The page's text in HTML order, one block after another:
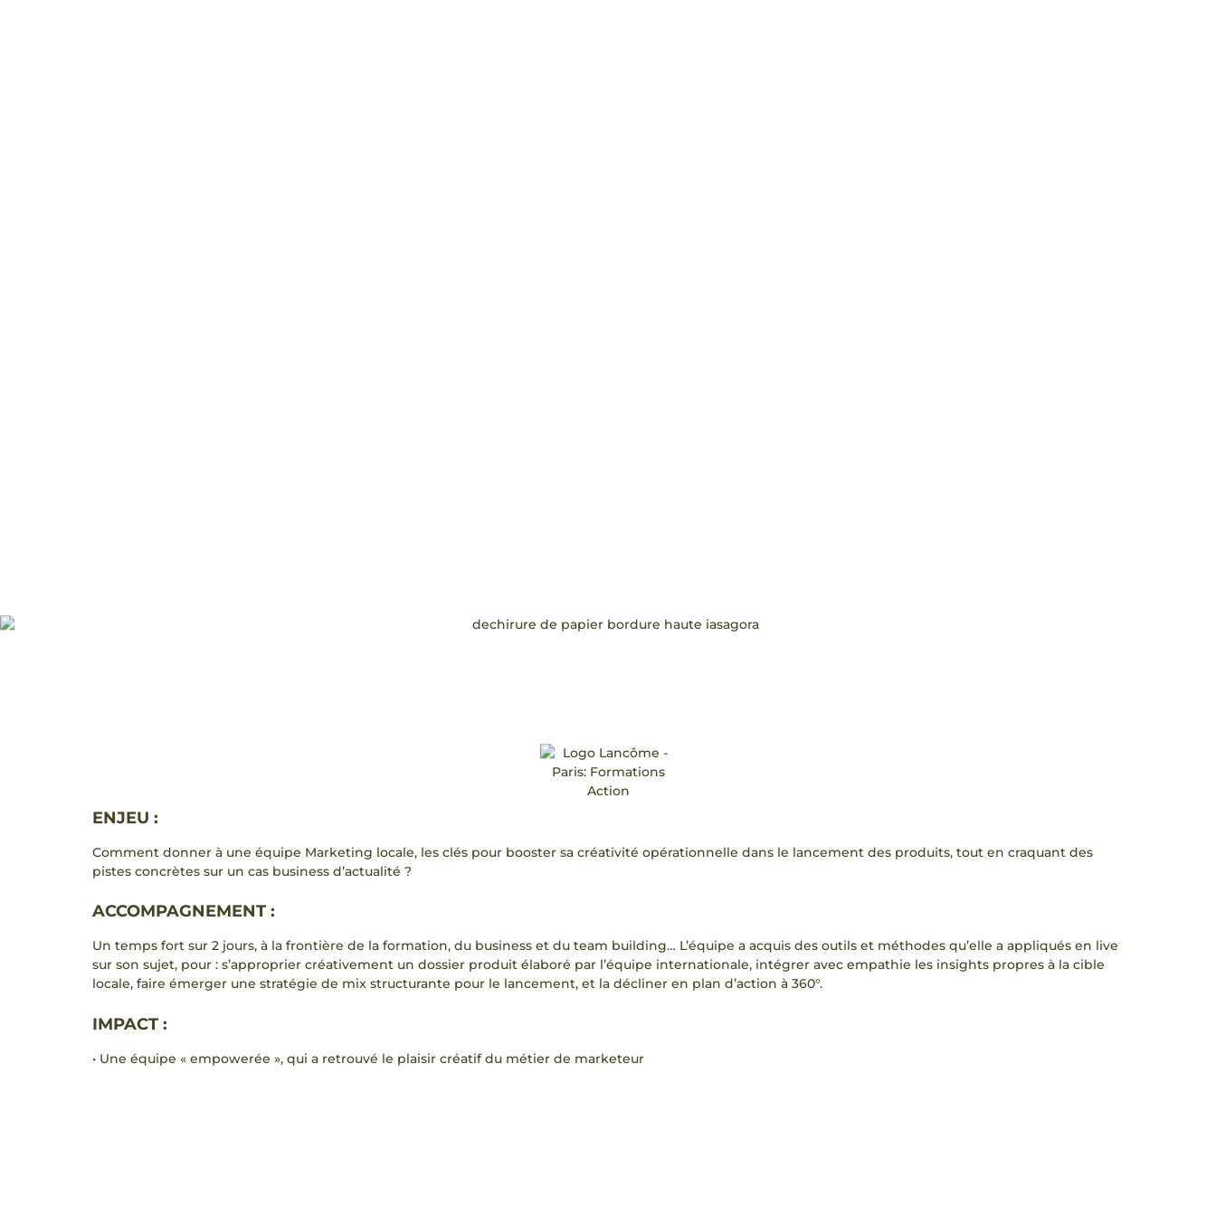
ENJEU :
Comment donner à une équipe Marketing locale, les clés pour booster sa créativité opérationnelle dans le lancement des produits, tout en craquant des
pistes concrètes sur un cas business d’actualité ?
ACCOMPAGNEMENT :
Un temps fort sur 2 jours, à la frontière de la formation, du business et du team building… L’équipe a acquis des outils et méthodes qu’elle a appliqués en live
sur son sujet, pour : s’approprier créativement un dossier produit élaboré par l’équipe internationale, intégrer avec empathie les insights propres à la cible
locale, faire émerger une stratégie de mix structurante pour le lancement, et la décliner en plan d’action à 360°.
IMPACT :
• Une équipe « empowerée », qui a retrouvé le plaisir créatif du métier de marketeur